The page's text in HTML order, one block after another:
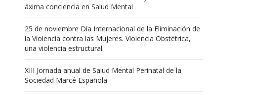
áxima conciencia en Salud Mental
25 de noviembre Día Internacional de la Eliminación de
la Violencia contra las Mujeres. Violencia Obstétrica,
una violencia estructural.
XIII Jornada anual de Salud Mental Perinatal de la
Sociedad Marcé Española